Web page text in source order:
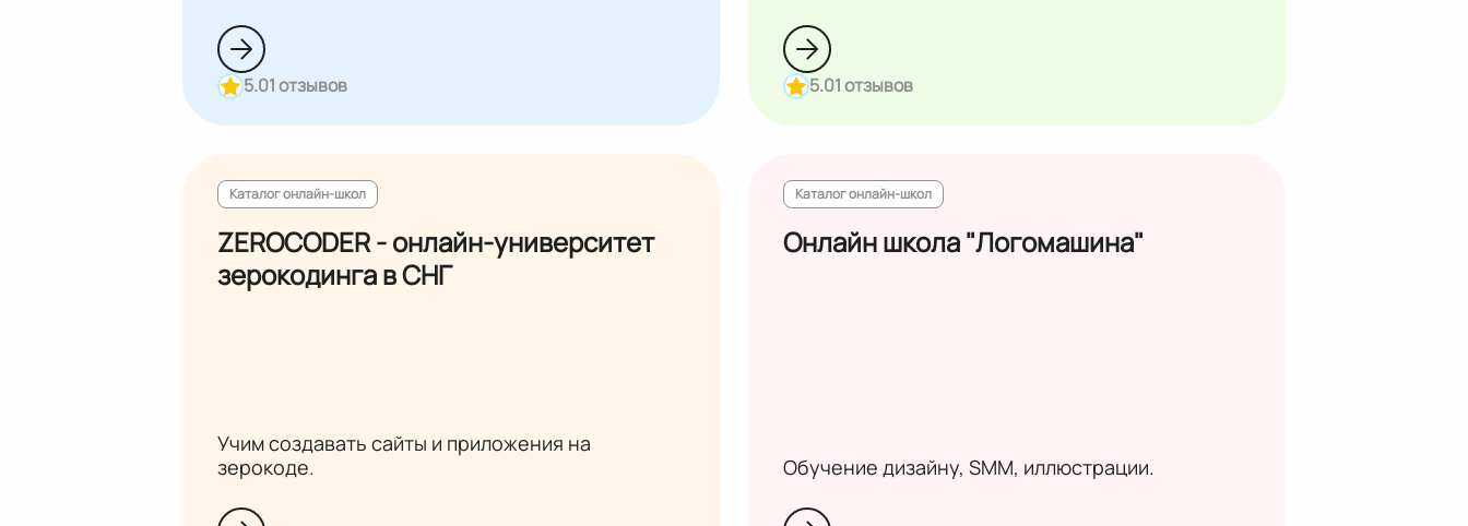
5.01 отзывов 5.01 отзывов
Каталог онлайн-школ
ZEROCODER - онлайн-университет
зерокодинга в СНГ
Учим создавать сайты и приложения на
зерокоде.
Каталог онлайн-школ
Онлайн школа "Логомашина"
Обучение дизайну, SMM, иллюстрации.